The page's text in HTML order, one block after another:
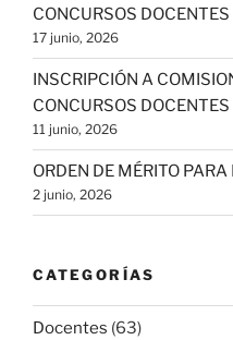
CONCURSOS DOCENTES
17 junio, 2026
INSCRIPCIÓN A
CONCURSOS DOCENTES
11 junio, 2026
ORDEN DE MÉRITO
2 junio, 2026
CATEGORÍAS
Docentes (63)